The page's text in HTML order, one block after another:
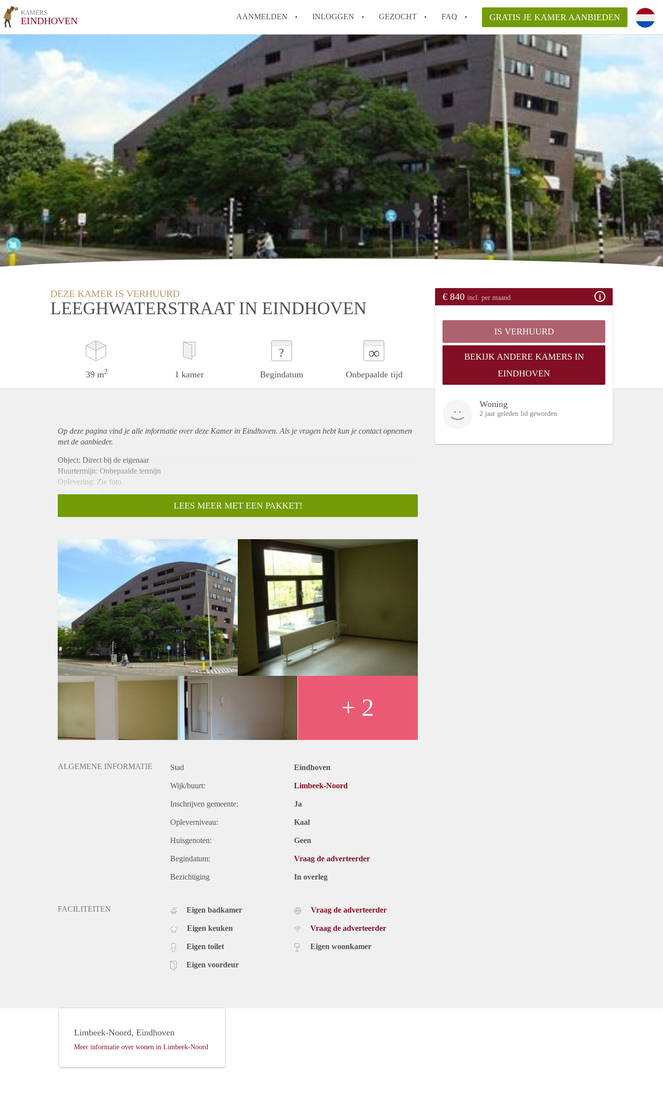
KAMERS
EINDHOVEN AANMELDEN INLOGGEN GEZOCHT FAQ
How to translate KamersEindhoven!
Wat is KamersEindhoven?
Hoeveel kost het om te reageren op een Kamer in Eindhoven?
Wat is de privacyverklaring van KamersEindhoven?
Berekent KamersEindhoven makelaarsvergoeding/bemiddelingsvergoeding?
Alle veelgestelde vragen
GRATIS JE KAMER AANBIEDEN
DEZE KAMER IS VERHUURD
LEEGHWATERSTRAAT IN EINDHOVEN
39 m2 1 kamer
?
Begindatum
∞
Onbepaalde tijd
€ 840 incl. per maand
IS VERHUURD
BEKIJK ANDERE KAMERS IN
EINDHOVEN
Woning
2 jaar geleden lid geworden
Op deze pagina vind je alle informatie over deze Kamer in Eindhoven. Als je vragen hebt kun je contact opnemen
met de aanbieder.
Object: Direct bij de eigenaar
Huurtermijn: Onbepaalde termijn
Oplevering: Zie foto
Inkomen eis: Nee
Borg: 1 Maand
Huisdieren toegestaan: Afhankelijk van de Eigenaar
Geschikt voor studenten: Afhankelijk van de Eigenaar
LEES MEER MET EEN PAKKET!
+ 2
ALGEMENE INFORMATIE Stad Eindhoven
Wijk/buurt: Limbeek-Noord
Inschrijven gemeente: Ja
Opleverniveau: Kaal
Huisgenoten: Geen
Begindatum: Vraag de adverteerder
Bezichtiging In overleg
FACILITEITEN Eigen badkamer
Eigen keuken
Eigen toilet
Eigen voordeur
Vraag de adverteerder
Vraag de adverteerder
Eigen woonkamer
Limbeek-Noord, Eindhoven
Meer informatie over wonen in Limbeek-Noord